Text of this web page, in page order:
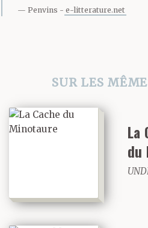
Penvins e-litterature.net
SUR LES
La
du